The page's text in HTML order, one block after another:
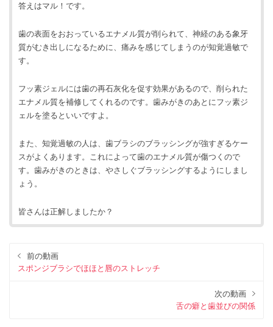
答えはマル！です。
歯の表面をおおっているエナメル質が削られて、神経のある象牙
質がむき出しになるために、痛みを感じてしまうのが知覚過敏で
す。
フッ素ジェルには歯の再石灰化を促す効果があるので、削られた
エナメル質を補修してくれるのです。歯みがきのあとにフッ素ジ
ェルを塗るといいですよ。
また、知覚過敏の人は、歯ブラシのブラッシングが強すぎるケー
スがよくあります。これによって歯のエナメル質が傷つくので
す。歯みがきのときは、やさしぐブラッシングするようにしまし
ょう。
皆さんは正解しましたか？
前の動画
スポンジブラシでほほと唇のストレッチ
次の動画
舌の癖と歯並びの関係